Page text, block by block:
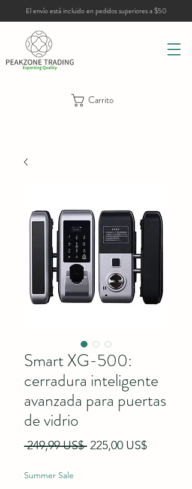
El envío está incluido en pedidos superiores a $50
Carrito
Smart XG-500:
cerradura inteligente
avanzada para puertas
de vidrio
249,99 US$ Precio
225,00 US$Precio
Summer Sale